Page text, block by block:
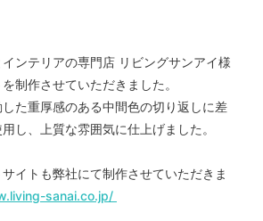
レート
インフ
印刷物 #食品・飲食 #チラシ
ンテリアの専門店 リビングサンアイ様
制作させていただきました。
た重厚感のある中間色の切り返しに差
し、上質な雰囲気に仕上げました。
イトも弊社にて制作させていただきま
sanai.co.jp/